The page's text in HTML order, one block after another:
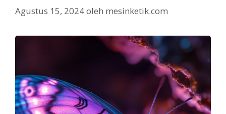
Agustus 15, 2024oleh mesinketik.com